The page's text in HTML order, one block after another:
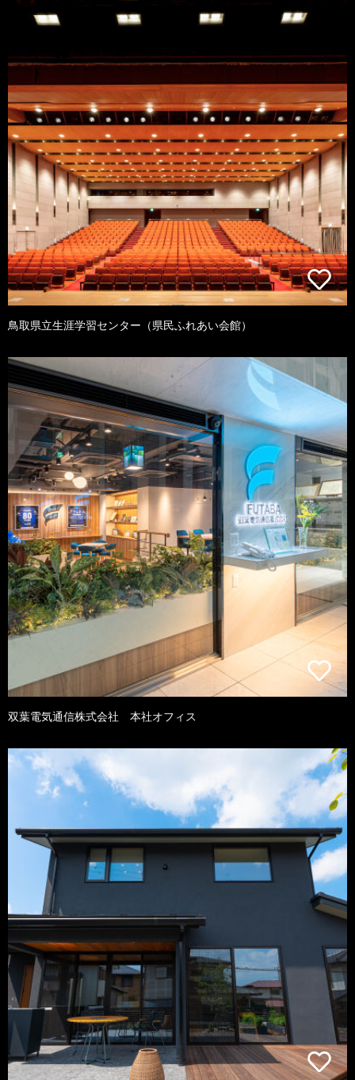
鳥取県立生涯学習センター（県民ふれあい会館）
双葉電気通信株式会社 本社オフィス